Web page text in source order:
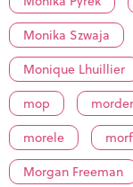
Monika Szwaja
Monique Lhuillier
mop
morele
Morgan Freeman